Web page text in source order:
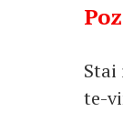
Stai
te-